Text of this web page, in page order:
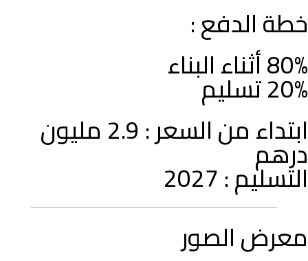
خطة الدفع :
80% أثناء البناء
20% تسليم
ابتداء من السعر : 2.9 مليون
درهم
التسليم : 2027
معرض الصور